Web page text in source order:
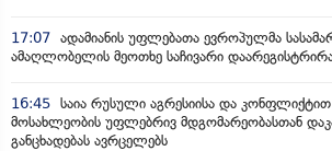
17:07 ადამიანის უფლებათა ევროპულმა
ამაღლობელის მეოთხე საჩივარი
16:45 საია რუსული აგრესიისა და
მოსახლეობის უფლებრივ მდგომარეობასთან
განცხადებას ავრცელებს